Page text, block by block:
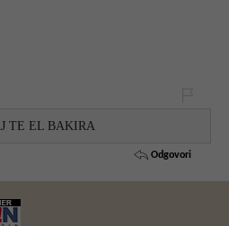
TE EL BAKIRA
Odgovori